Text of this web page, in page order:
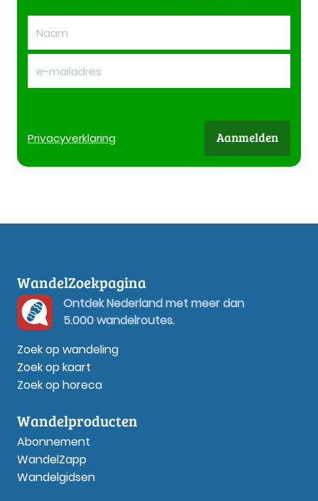
Privacyverklaring Aanmelden
WandelZoekpagina
Ontdek Nederland met meer dan
5.000 wandelroutes.
Zoek op wandeling
Zoek op kaart
Zoek op horeca
Wandelproducten
Abonnement
WandelZapp
Wandelgidsen